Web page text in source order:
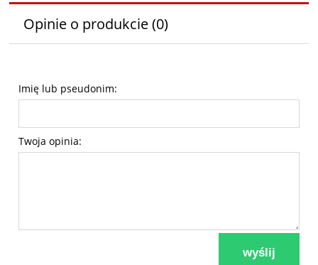
Opinie o produkcie (0)
Imię lub pseudonim:
Twoja opinia:
wyślij